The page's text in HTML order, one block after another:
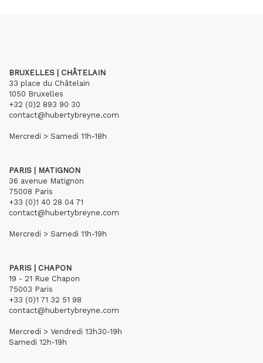
BRUXELLES | CHÂTELAIN
33 place du Châtelain
1050 Bruxelles
+32 (0)2 893 90 30
contact@hubertybreyne.com
Mercredi > Samedi 11h-18h
PARIS | MATIGNON
36 avenue Matignon
75008 Paris
+33 (0)1 40 28 04 71
contact@hubertybreyne.com
Mercredi > Samedi 11h-19h
PARIS | CHAPON
19 - 21 Rue Chapon
75003 Paris
+33 (0)1 71 32 51 98
contact@hubertybreyne.com
Mercredi > Vendredi 13h30-19h
Samedi 12h-19h